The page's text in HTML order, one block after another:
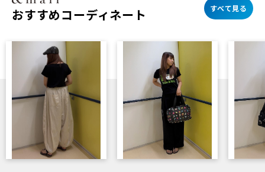
おすすめコーディネート すべて見る